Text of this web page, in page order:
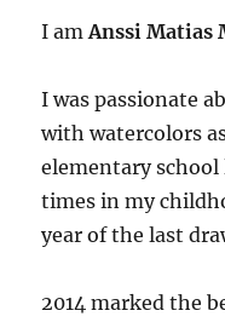
I amAnssi Matias
I was passionate
with watercolors
elementary school
times in my
year of the last
2014 marked the